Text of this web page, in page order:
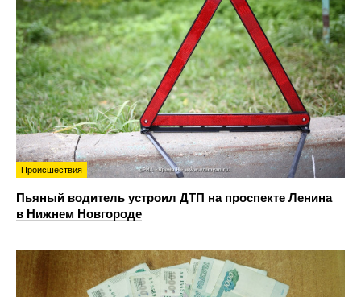
Происшествия
Пьяный водитель устроил ДТП на проспекте Ленина
в Нижнем Новгороде